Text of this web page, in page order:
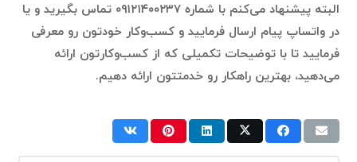
البته پیشنهاد می‌کنم با شماره ۰۹۱۲۱۴۰۰۲۳۷ تماس بگیرید و یا
در واتساپ پیام ارسال فرمایید و کسب‌وکار خودتون رو معرفی
فرمایید تا با توضیحات تکمیلی که از کسب‌وکارتون ارائه
می‌دهید، بهترین راهکار رو خدمتتون ارائه دهیم.